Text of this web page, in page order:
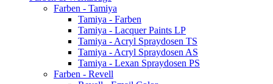
Farben - Tamiya
Tamiya - Farben
Tamiya - Lacquer Paints LP
Tamiya - Acryl Spraydosen TS
Tamiya - Acryl Spraydosen AS
Tamiya - Lexan Spraydosen PS
Farben - Revell